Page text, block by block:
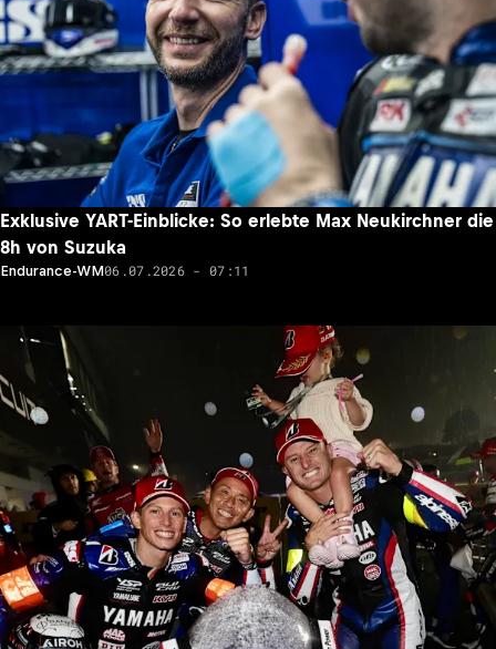
Exklusive YART-Einblicke: So erlebte Max Neukirchner die
8h von Suzuka
Endurance-WM06.07.2026 - 07:11